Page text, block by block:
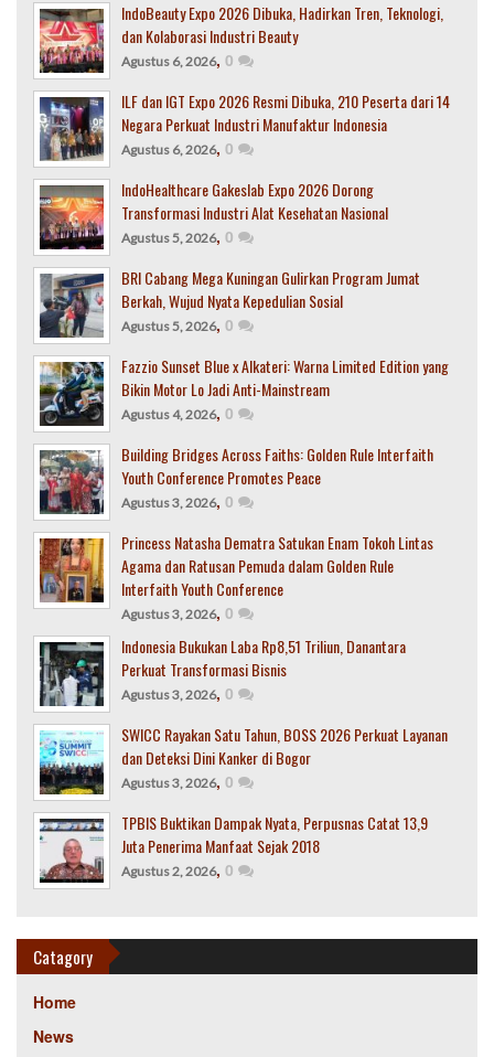
IndoBeauty Expo 2026 Dibuka, Hadirkan Tren, Teknologi,
dan Kolaborasi Industri Beauty
Agustus 6, 2026, 0
ILF dan IGT Expo 2026 Resmi Dibuka, 210 Peserta dari 14
Negara Perkuat Industri Manufaktur Indonesia
Agustus 6, 2026, 0
IndoHealthcare Gakeslab Expo 2026 Dorong
Transformasi Industri Alat Kesehatan Nasional
Agustus 5, 2026, 0
BRI Cabang Mega Kuningan Gulirkan Program Jumat
Berkah, Wujud Nyata Kepedulian Sosial
Agustus 5, 2026, 0
Fazzio Sunset Blue x Alkateri: Warna Limited Edition yang
Bikin Motor Lo Jadi Anti-Mainstream
Agustus 4, 2026, 0
Building Bridges Across Faiths: Golden Rule Interfaith
Youth Conference Promotes Peace
Agustus 3, 2026, 0
Princess Natasha Dematra Satukan Enam Tokoh Lintas
Agama dan Ratusan Pemuda dalam Golden Rule
Interfaith Youth Conference
Agustus 3, 2026, 0
Indonesia Bukukan Laba Rp8,51 Triliun, Danantara
Perkuat Transformasi Bisnis
Agustus 3, 2026, 0
SWICC Rayakan Satu Tahun, BOSS 2026 Perkuat Layanan
dan Deteksi Dini Kanker di Bogor
Agustus 3, 2026, 0
TPBIS Buktikan Dampak Nyata, Perpusnas Catat 13,9
Juta Penerima Manfaat Sejak 2018
Agustus 2, 2026, 0
Catagory
Home
News